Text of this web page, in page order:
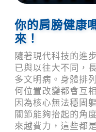
你的肩膀健康
來！
隨著現代科技的進
已與以往大不同，
多文明病。身體排
何位置改變都會互
因為核心無法穩固
關節能夠抬起的角
來越費力，這些都